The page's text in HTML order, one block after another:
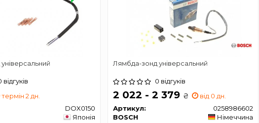
відгуків
термін 2 дн.
DOX0150
Японія
Лямбда-зонд універсальний
0 відгуків
2 022 - 2 379 ₴
від 0 дн.
Артикул:
0258986602
BOSCH
Німеччина